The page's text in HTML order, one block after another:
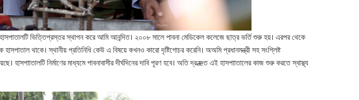
হাসপাতালটি ভিত্তিপ্রস্তর স্থাপন করে আমি আনন্দিত। ২০০৮ সালে পাবনা মেডিকেল কলেজে ছাত্র ভর্তি শুরু হয়। এরপর থেকে
থাকে। স্থানীয় প্রতিনিধি কেউ এ বিষয়ে কখনও কারো দৃষ্টিগোচর করেনি। অঅমি প্রধানমন্ত্রী সহ সংশ্লিষ্ট
নির্মাণের মাধ্যমে পাবনাবাসীর দীর্ঘদিনের দাবি পূরণ হবে। অতি দ্রæত এই হাসপাাতালের কাজ শুরু করতে স্বাস্থ্য